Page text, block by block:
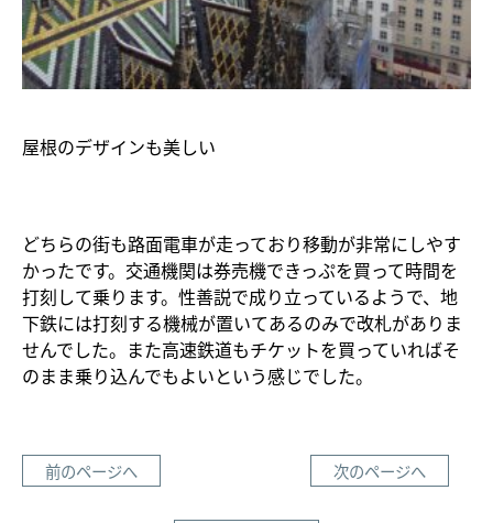
屋根のデザインも美しい
どちらの街も路面電車が走っており移動が非常にしやす
かったです。交通機関は券売機できっぷを買って時間を
打刻して乗ります。性善説で成り立っているようで、地
下鉄には打刻する機械が置いてあるのみで改札がありま
せんでした。また高速鉄道もチケットを買っていればそ
のまま乗り込んでもよいという感じでした。
前のページへ 次のページへ